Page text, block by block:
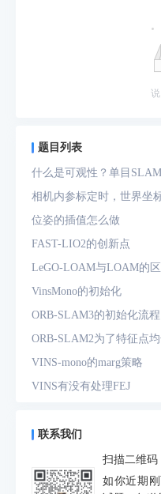
题目列表
什么是可观性？单目
系统中有几自由度不可观
相机内参标定时，世界坐
位姿的插值怎么做
FAST-LIO2的创新点
LeGO-LOAM与LOAM的区
VinsMono的初始化
ORB-SLAM3的初始化流程
ORB-SLAM2为了特征点
VINS-mono的marg策略
VINS有没有处理FEJ
预积分中的bias如何处理
为什么要进行预积分
IMU测量方程是什么？噪
联系我们
扫描二维码
如你近期